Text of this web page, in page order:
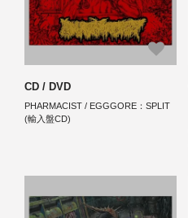
CD / DVD
PHARMACIST / EGGGORE：SPLIT
(輸入盤CD)